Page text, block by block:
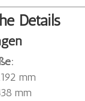
Details
mm
mm